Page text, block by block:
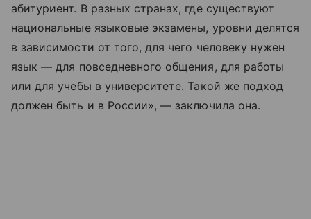
абитуриент. В разных странах, где существуют
национальные языковые экзамены, уровни делятся
в зависимости от того, для чего человеку нужен
язык — для повседневного общения, для работы
или для учебы в университете. Такой же подход
должен быть и в России», — заключила она.